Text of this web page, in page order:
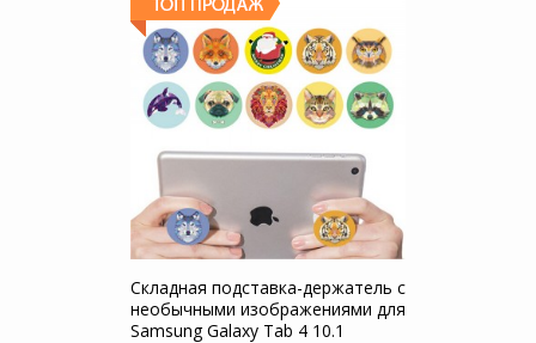
Складная подставка-держатель с
необычными изображениями для
Samsung Galaxy Tab 4 10.1